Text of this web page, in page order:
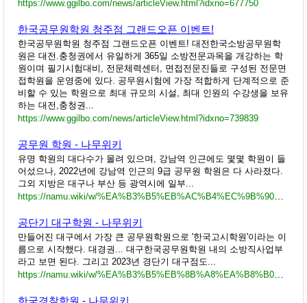
https://www.ggilbo.com/news/articleView.html?idxno=677750
한국공무원학원 청주점 그랜드오픈 이벤트!
한국공무원학원 청주점 그랜드오픈 이벤트! 대전한국소방공무원학
원은 대전.충청권에서 유일하게 365일 소방전문과목을 개강하는 학
원이며 필기시험대비, 전문체력센터, 면접전문진들로 구성된 전문면
접학원을 운영중에 있다. 공무원시험에 가장 적합하게 단계적으로 준
비할 수 있는 학원으로 최대 규모의 시설, 최대 인원의 수강생을 보유
하는 대전,충청권...
https://www.ggilbo.com/news/articleView.html?idxno=739839
공무원 학원 - 나무위키
유명 학원의 대다수가 몰려 있으며, 강남역 인근에도 몇몇 학원이 들
어섰으나, 2022년에 강남역 인근의 9급 공무원 학원은 다 사라졌다.
그외 지방은 대구나 부산 등 광역시에 일부...
공단기 대구학원 - 나무위키
만들어진 대구에서 가장 큰 공무원학원으로 '한국고시학원'이라는 이
름으로 시작했다. 대경권... 대구한국공무원학원 내의 소방직사업부
라고 보면 된다. 그리고 2023년 경단기 대구점도...
한국경찰학원 - 나무위키